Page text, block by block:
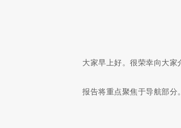
大家早上好。很荣幸向大
报告将重点聚焦于导航部分。